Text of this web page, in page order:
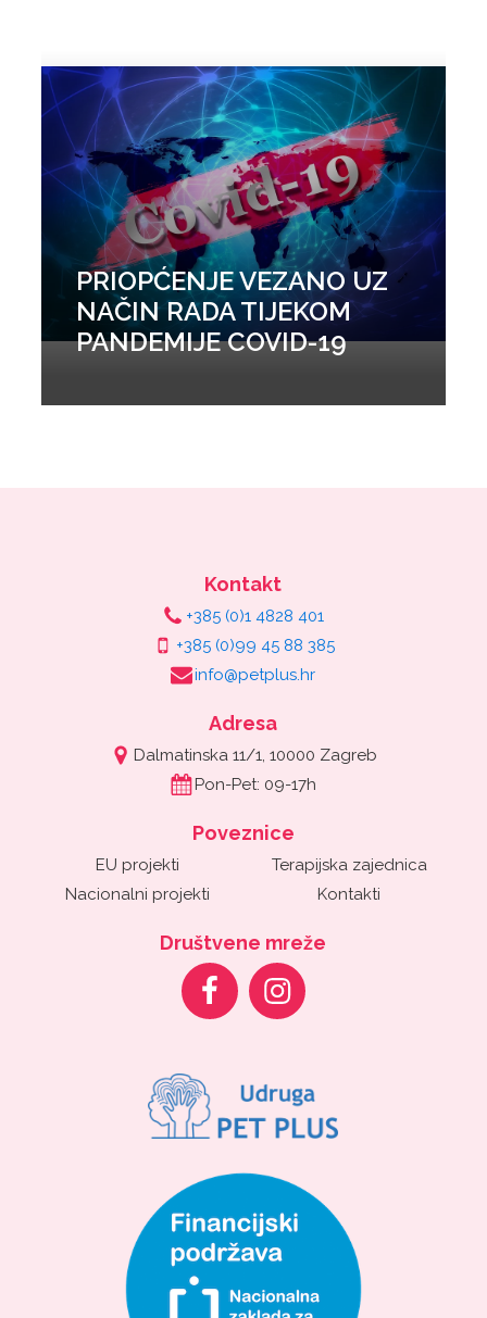
PRIOPĆENJE VEZANO UZ
NAČIN RADA TIJEKOM
PANDEMIJE COVID-19
Kontakt
+385 (0)1 4828 401
+385 (0)99 45 88 385
info@petplus.hr
Adresa
Dalmatinska 11/1, 10000 Zagreb
Pon-Pet: 09-17h
Poveznice
EU projekti
Nacionalni projekti
Terapijska zajednica
Kontakti
Društvene mreže